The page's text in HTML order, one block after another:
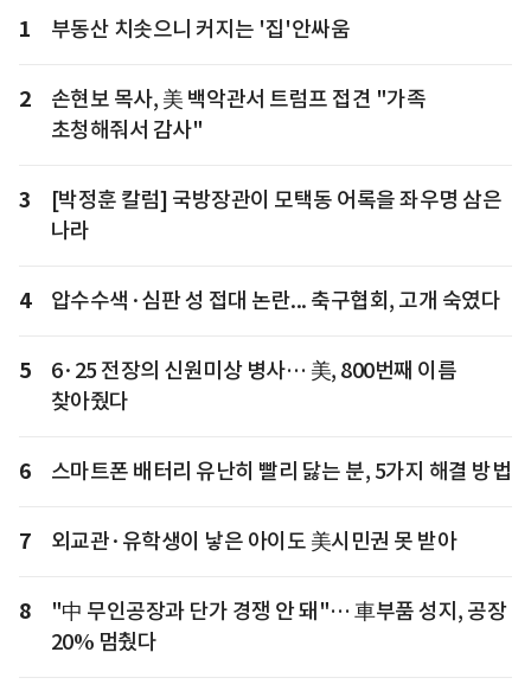
1 부동산 치솟으니 커지는 '집'안싸움
2
손현보 목사, 美 백악관서 트럼프 접견 "가족
초청해줘서 감사"
3
[박정훈 칼럼] 국방장관이 모택동 어록을 좌우명 삼은
나라
4 압수수색·심판 성 접대 논란... 축구협회, 고개 숙였다
5
6·25 전장의 신원미상 병사… 美, 800번째 이름
찾아줬다
6 스마트폰 배터리 유난히 빨리 닳는 분, 5가지 해결 방법
7 외교관·유학생이 낳은 아이도 美시민권 못 받아
8
"中 무인공장과 단가 경쟁 안 돼"… 車부품 성지, 공장
20% 멈췄다